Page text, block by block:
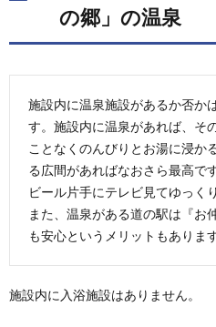
の郷」の温泉
施設内に温泉施設があるか否か
す。施設内に温泉があれば、そ
ことなくのんびりとお湯に浸か
る広間があればなおさら最高で
ビール片手にテレビ見てゆっく
また、温泉がある道の駅は『お
も安心というメリットもあります
施設内に入浴施設はありません。